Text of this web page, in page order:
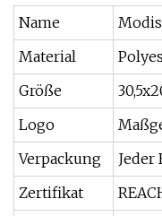
Name
Material
Größe
Logo
Verpackung
Zertifikat